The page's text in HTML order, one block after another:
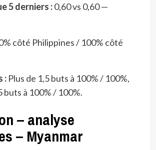
5 derniers :0,60 vs 0,60 —
côté Philippines / 100% côté
:Plus de 1,5 buts à 100% / 100%,
buts à 100% / 100%.
– analyse
– Myanmar